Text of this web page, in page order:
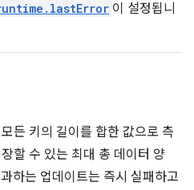
이 설정됩니
든 키의 길이를 합한 값으로 측
할 수 있는 최대 총 데이터 양
하는 업데이트는 즉시 실패하고